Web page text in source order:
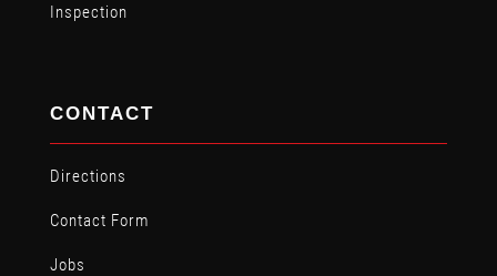
Inspection
CONTACT
Directions
Contact Form
Jobs